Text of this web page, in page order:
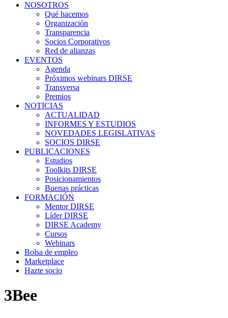
NOSOTROS
Qué hacemos
Organización
Transparencia
Socios Corporativos
Red de alianzas
EVENTOS
Agenda
Próximos webinars DIRSE
Transversa
Premios
NOTICIAS
ACTUALIDAD
INFORMES Y ESTUDIOS
NOVEDADES LEGISLATIVAS
SOCIOS DIRSE
PUBLICACIONES
Estudios
Toolkits DIRSE
Posicionamientos
Buenas prácticas
FORMACIÓN
Mentor DIRSE
Líder DIRSE
DIRSE Academy
Cursos
Webinars
Bolsa de empleo
Marketplace
Hazte socio
3Bee